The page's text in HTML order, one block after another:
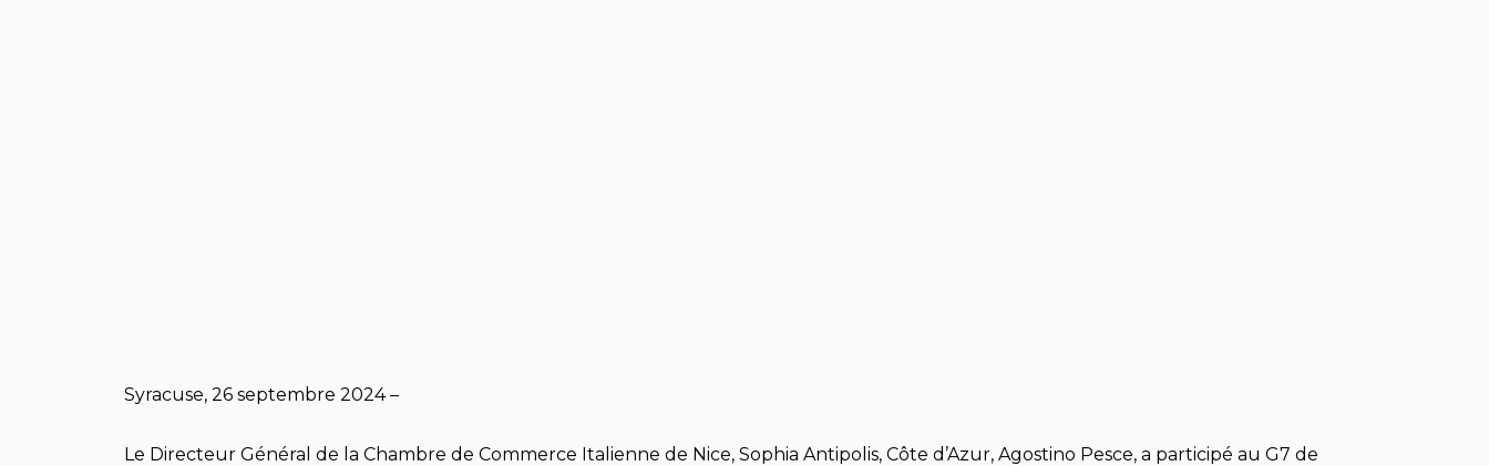
Syracuse, 26 septembre 2024 –
Le Directeur Général de la Chambre de Commerce Italienne de Nice, Sophia Antipolis, Côte d’Azur, Agostino Pesce, a participé au G7 de